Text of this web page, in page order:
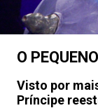
O
Visto por
Príncipe